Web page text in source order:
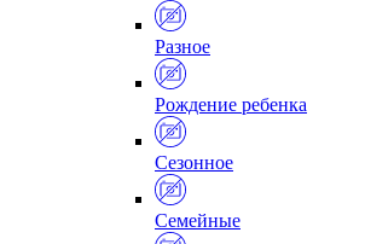
Разное
Рождение ребенка
Сезонное
Семейные